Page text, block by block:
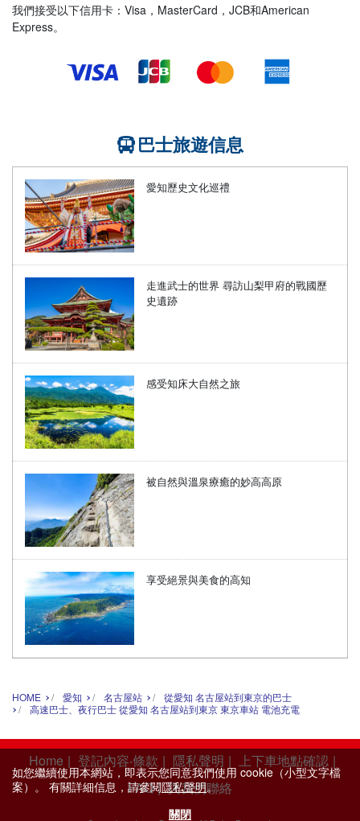
我們接受以下信用卡：Visa，MasterCard，JCB和American
Express。
巴士旅遊信息
愛知歷史文化巡禮
走進武士的世界 尋訪山梨甲府的戰國歷
史遺跡
感受知床大自然之旅
被自然與溫泉療癒的妙高高原
享受絕景與美食的高知
HOME 愛知 名古屋站
從愛知 名古屋站到東京的巴士
高速巴士、夜行巴士 從愛知 名古屋站到東京 東京車站 電池充電
如您繼續使用本網站，即表示您同意我們使用 cookie（小型文字檔
案）。 有關詳細信息，請參閱隱私聲明。
關閉
Home | 登記內容‧條款 | 隱私聲明 | 上下車地點確認 |
FAQ | 與我們聯絡